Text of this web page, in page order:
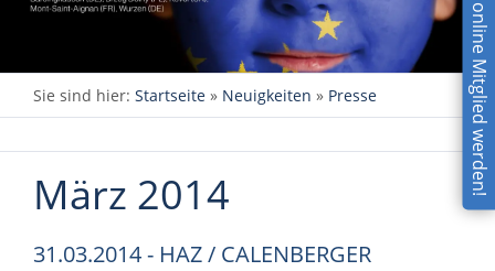
Sie sind hier: Startseite » Neuigkeiten » Presse
März 2014
31.03.2014 - HAZ / CALENBERGER
online Mitglied werden!